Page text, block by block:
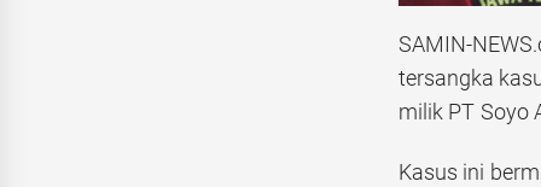
SAMIN-
tersangka
milik PT Soyo
Kasus ini